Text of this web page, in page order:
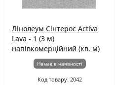
Лінолеум Сінтерос Activa
Lava - 1 (3 м)
напівкомерційний (кв. м)
Немає в наявності
Код товару: 2042